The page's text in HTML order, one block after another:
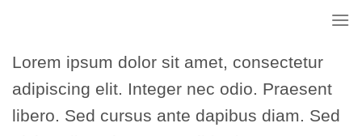
Lorem ipsum dolor sit amet, consectetur
adipiscing elit. Integer nec odio. Praesent
libero. Sed cursus ante dapibus diam. Sed